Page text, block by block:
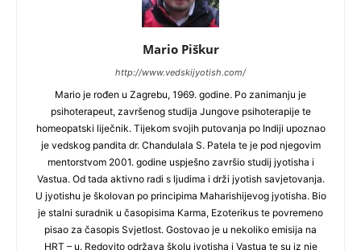
Mario Piškur
http://www.vedskijyotish.com/
Mario je rođen u Zagrebu, 1969. godine. Po zanimanju je
psihoterapeut, završenog studija Jungove psihoterapije te
homeopatski liječnik. Tijekom svojih putovanja po Indiji upoznao
je vedskog pandita dr. Chandulala S. Patela te je pod njegovim
mentorstvom 2001. godine uspješno završio studij jyotisha i
Vastua. Od tada aktivno radi s ljudima i drži jyotish savjetovanja.
U jyotishu je školovan po principima Maharishijevog jyotisha. Bio
je stalni suradnik u časopisima Karma, Ezoterikus te povremeno
pisao za časopis Svjetlost. Gostovao je u nekoliko emisija na
HRT – u. Redovito održava školu jyotisha i Vastua te su iz nje